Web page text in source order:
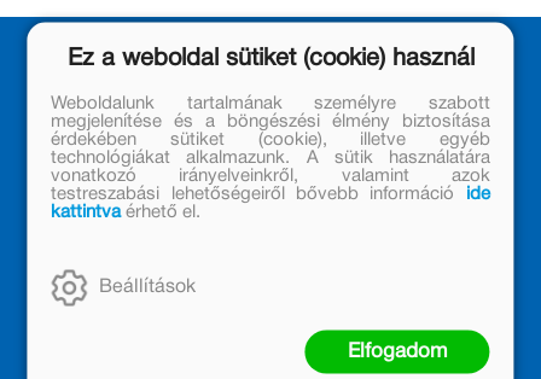
MÓRA KÖNYVKIADÓ – 1950 ÓTA
Kiadónk generációkat ajándékozott és ajándékoz meg az
szerető felnőttek lettek, akik mindezt továbbadták a
Ez a weboldal sütiket (cookie) használ
Weboldalunk tartalmának személyre szabott
megjelenítése és a böngészési élmény biztosítása
érdekében sütiket (cookie), illetve egyéb
technológiákat alkalmazunk. A sütik használatára
vonatkozó irányelveinkről, valamint azok
testreszabási lehetőségeiről bővebb információ
ide
kattintvaérhető el.
Beállítások
Elfogadom